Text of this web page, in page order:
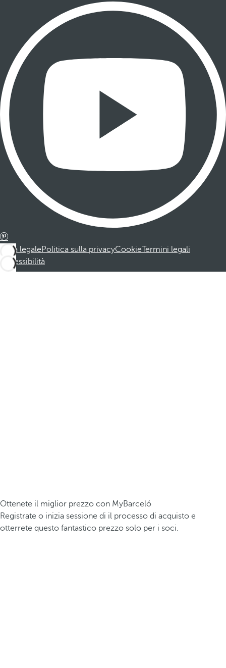
Nota legalePolitica sulla privacyCookieTermini legali
Accessibilità
Ottenete il miglior prezzo con MyBarceló
Registrate o inizia sessione di il processo di acquisto e
otterrete questo fantastico prezzo solo per i soci.